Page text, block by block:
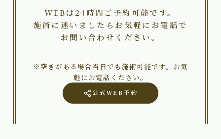
WEBは24時間ご予約可能です。
施術に迷いましたらお気軽にお電話で
お問い合わせください。
※空きがある場合当日でも施術可能です。お気
軽にお電話ください。
公式WEB予約